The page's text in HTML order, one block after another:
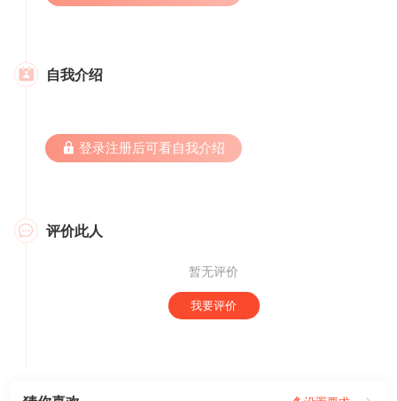
 自我介绍
 登录注册后可看自我介绍
 评价此人
暂无评价
我要评价